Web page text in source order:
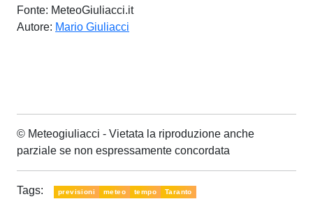
Fonte: MeteoGiuliacci.it
Autore: Mario Giuliacci
© Meteogiuliacci - Vietata la riproduzione anche
parziale se non espressamente concordata
Tags: previsioni meteo tempo Taranto